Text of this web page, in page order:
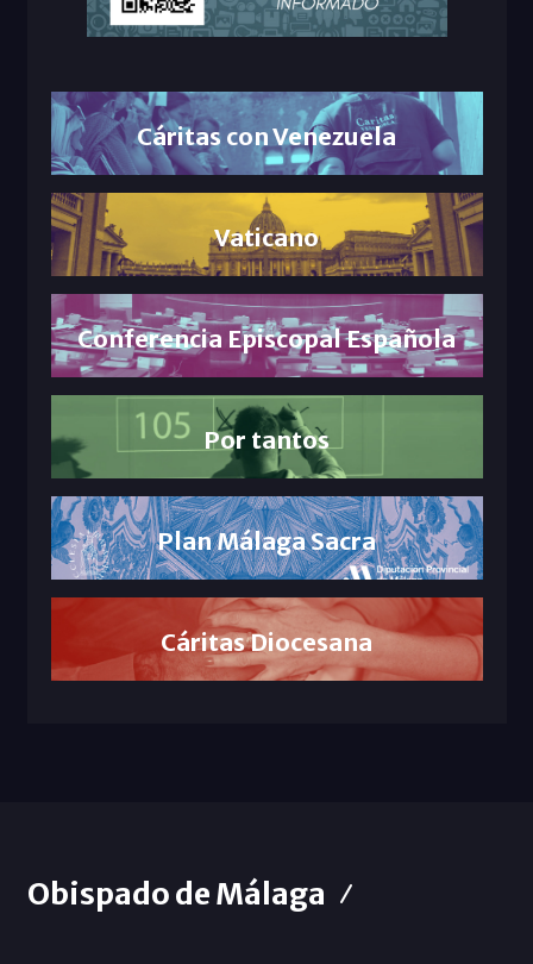
Cáritas con Venezuela
Vaticano
Conferencia Episcopal Española
Por tantos
Plan Málaga Sacra
Cáritas Diocesana
Obispado de Málaga